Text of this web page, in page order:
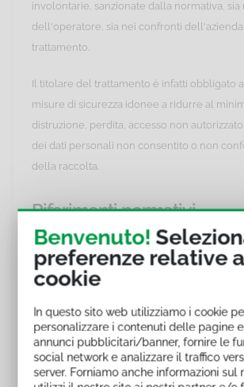
involontarie, sanzionate dalla normativa,
dell'operatore, sia nei confronti
trattamento.
Il titolare del trattamento è infatti obbligato
misure di sicurezza idonee a ridurre al
distruzione, perdita, accesso non
dei dati personali non consentito o non
della raccolta.
Riferimenti normativi
Regolamento Europeo (UE) 2016/679.
Programma del corso
Learning Privacy GDPR -
dati personali - 3 ore
La protezione dei dati personali
La protezione dei dati personali - I
Benvenuto!
preferenze relative
cookie
In questo sito web utilizziamo i cookie
personalizzare i contenuti delle pagine
annunci pubblicitari/banner, fornire le
social network e analizzare il traffico
server. Forniamo anche informazioni sul